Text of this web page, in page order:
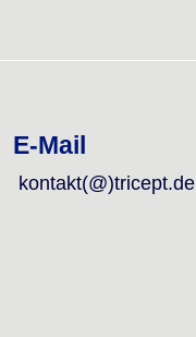
E-Mail
kontakt(@)tricept.de